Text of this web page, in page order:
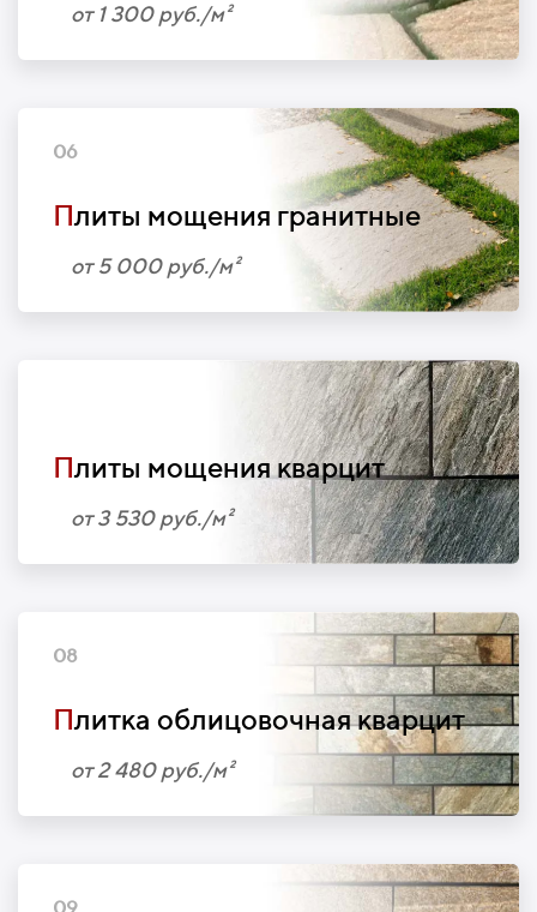
от 1 300 руб./м²
06
Плиты мощения гранитные
от 5 000 руб./м²
Плиты мощения кварцит
от 3 530 руб./м²
08
Плитка облицовочная кварцит
от 2 480 руб./м²